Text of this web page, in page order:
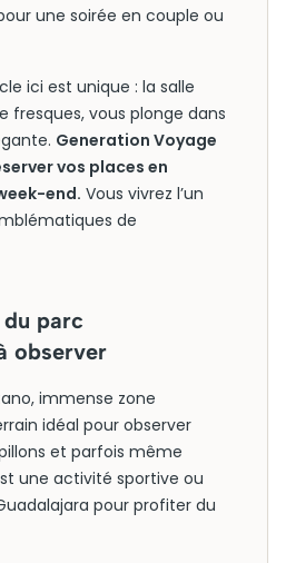
une soirée en couple ou
ici est unique : la salle
fresques, vous plonge dans
Generation Voyage
vos places en
end. Vous vivrez l’un
de
parc
observer
immense zone
idéal pour observer
et parfois même
une activité sportive ou
pour profiter du